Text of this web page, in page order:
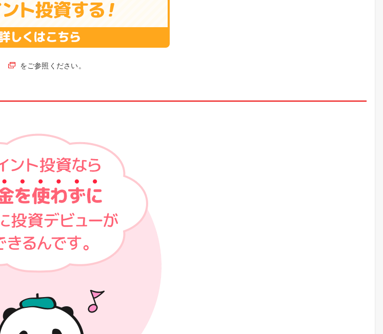
をご参照ください。